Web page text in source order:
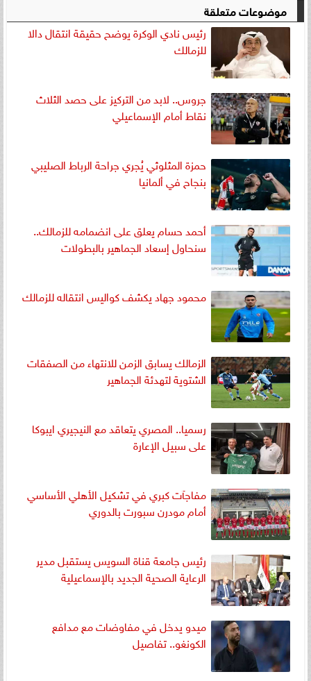
موضوعات متعلقة
رئيس نادي الوكرة يوضح حقيقة انتقال دالا
للزمالك
جروس.. لابد من التركيز على حصد الثلاث
نقاط أمام الإسماعيلي
حمزة المثلوثي يُجري جراحة الرباط الصليبي
بنجاح في ألمانيا
أحمد حسام يعلق على انضمامه للزمالك..
سنحاول إسعاد الجماهير بالبطولات
محمود جهاد يكشف كواليس انتقاله للزمالك
الزمالك يسابق الزمن للانتهاء من الصفقات
الشتوية لتهدئة الجماهير
رسميا.. المصري يتعاقد مع النيجيري ايبوكا
على سبيل الإعارة
مفاجآت كبري في تشكيل الأهلي الأساسي
أمام مودرن سبورت بالدوري
رئيس جامعة قناة السويس يستقبل مدير
الرعاية الصحية الجديد بالإسماعيلية
ميدو يدخل في مفاوضات مع مدافع
الكونغو.. تفاصيل